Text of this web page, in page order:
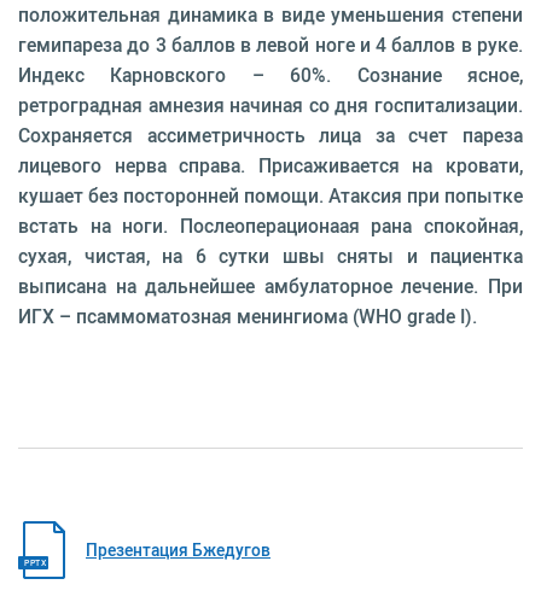
положительная динамика в виде уменьшения степени
гемипареза до 3 баллов в левой ноге и 4 баллов в руке.
Индекс Карновского – 60%. Сознание ясное,
ретроградная амнезия начиная со дня госпитализации.
Сохраняется ассиметричность лица за счет пареза
лицевого нерва справа. Присаживается на кровати,
кушает без посторонней помощи. Атаксия при попытке
встать на ноги. Послеоперационаая рана спокойная,
сухая, чистая, на 6 сутки швы сняты и пациентка
выписана на дальнейшее амбулаторное лечение. При
ИГХ – псаммоматозная менингиома (WHO grade I).
PPTX
Презентация Бжедугов